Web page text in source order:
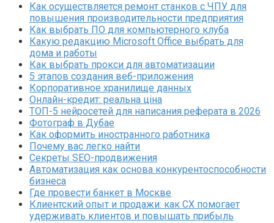
Как осуществляется ремонт станков с ЧПУ для
повышения производительности предприятия
Как выбрать ПО для компьютерного клуба
Какую редакцию Microsoft Office выбрать для
дома и работы
Как выбрать прокси для автоматизации
5 этапов создания веб-приложения
Корпоративное хранилище данных
Онлайн-кредит: реальна ціна
ТОП-5 нейросетей для написания реферата в 2026
Фотограф в Дубае
Как оформить иностранного работника
Почему вас легко найти
Секреты SEO-продвижения
Автоматизация как основа конкурентоспособности
бизнеса
Где провести банкет в Москве
Клиентский опыт и продажи: как CX помогает
удерживать клиентов и повышать прибыль